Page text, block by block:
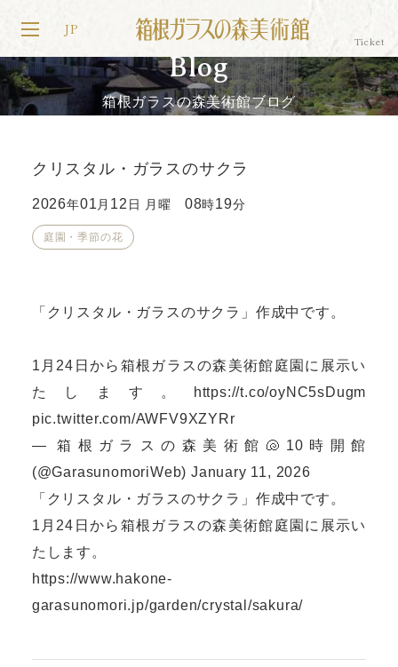
JP
Blog
箱根ガラスの森美術館ブログ
クリスタル・ガラスのサクラ
2026年01 月 12 日 月曜 08時19分
庭園・季節の花
「クリスタル・ガラスのサクラ」作成中です。
1月24日から箱根ガラスの森美術館庭園に展示い
たします。
https://t.co/oyNC5sDugm
pic.twitter.com/AWFV9XZYRr
— 箱根ガラスの森美術館🐚10時開館
(@GarasunomoriWeb)January 11, 2026
「クリスタル・ガラスのサクラ」作成中です。
1月24日から箱根ガラスの森美術館庭園に展示い
たします。
https://www.hakone-
garasunomori.jp/garden/crystal/sakura/